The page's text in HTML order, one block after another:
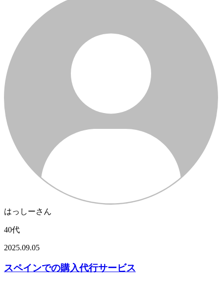
はっしーさん
40代
2025.09.05
スペインでの購入代行サービス